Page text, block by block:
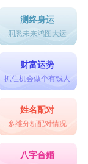
测终身运
洞悉未来鸿图大运
财富运势
抓住机会做个有钱人
姓名配对
多维分析配对情况
八字合婚